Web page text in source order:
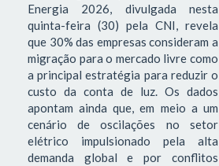
Energia 2026, divulgada nesta
quinta-feira (30) pela CNI, revela
que 30% das empresas consideram a
migração para o mercado livre como
a principal estratégia para reduzir o
custo da conta de luz. Os dados
apontam ainda que, em meio a um
cenário de oscilações no setor
elétrico impulsionado pela alta
demanda global e por conflitos